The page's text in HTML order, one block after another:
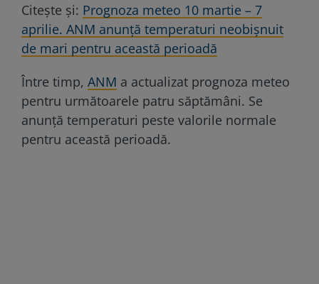
Citește și: Prognoza meteo 10 martie – 7
aprilie. ANM anunță temperaturi neobișnuit
de mari pentru această perioadă
Între timp, ANM a actualizat prognoza meteo
pentru următoarele patru săptămâni. Se
anunță temperaturi peste valorile normale
pentru această perioadă.